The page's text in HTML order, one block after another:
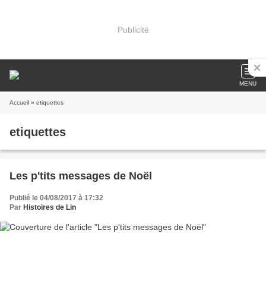
Publicité
MENU
Accueil » etiquettes
etiquettes
Les p'tits messages de Noël
Publié le 04/08/2017 à 17:32
Par Histoires de Lin